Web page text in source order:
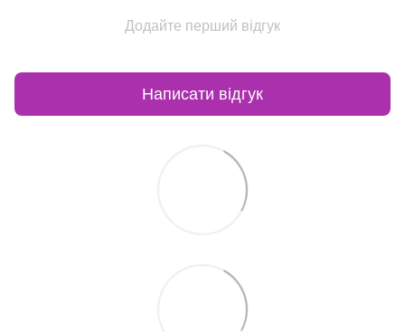
Додайте перший відгук
Написати відгук